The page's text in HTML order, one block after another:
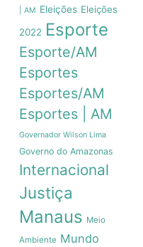
| AM Eleições Eleições
2022 Esporte
Esporte/AM
Esportes
Esportes/AM
Esportes | AM
Governador Wilson Lima
Governo do Amazonas
Internacional
Justiça
Manaus Meio
Ambiente Mundo